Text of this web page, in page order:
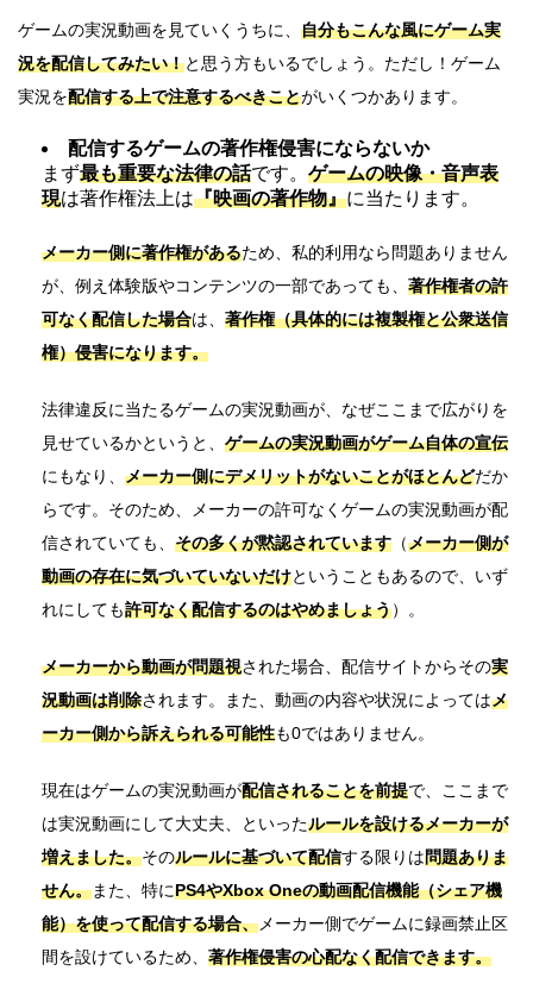
ゲームの実況動画を見ていくうちに、 自分もこんな風にゲーム実
況を配信してみたい！と思う方もいるでしょう。ただし！ゲーム
実況を配信する上で注意するべきことがいくつかあります。
配信するゲームの著作権侵害にならないか
まず最も重要な法律の話です。 ゲームの映像・音声表
現は著作権法上は『映画の著作物』に当たります。
メーカー側に著作権があるため、私的利用なら問題ありません
が、例え体験版やコンテンツの一部であっても、 著作権者の許
可なく配信した場合は、 著作権（具体的には複製権と公衆送信
権）侵害になります。
法律違反に当たるゲームの実況動画が、なぜここまで広がりを
見せているかというと、 ゲームの実況動画がゲーム自体の宣伝
にもなり、 メーカー側にデメリットがないことがほとんどだか
らです。そのため、メーカーの許可なくゲームの実況動画が配
信されていても、 その多くが黙認されています （メーカー側が
動画の存在に気づいていないだけということもあるので、いず
れにしても許可なく配信するのはやめましょう）。
メーカーから動画が問題視された場合、配信サイトからその実
況動画は削除されます。また、動画の内容や状況によってはメ
ーカー側から訴えられる可能性も0ではありません。
現在はゲームの実況動画が配信されることを前提で、ここまで
は実況動画にして大丈夫、といったルールを設けるメーカーが
増えました。そのルールに基づいて配信する限りは問題ありま
せん。また、特にPS4やXbox Oneの動画配信機能（シェア機
能）を使って配信する場合、 メーカー側でゲームに録画禁止区
間を設けているため、 著作権侵害の心配なく配信できます。